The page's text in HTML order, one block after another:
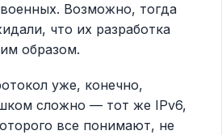
Возможно, тогда
что их разработка
образом.
уже, конечно,
сложно — тот же IPv6,
все понимают, не